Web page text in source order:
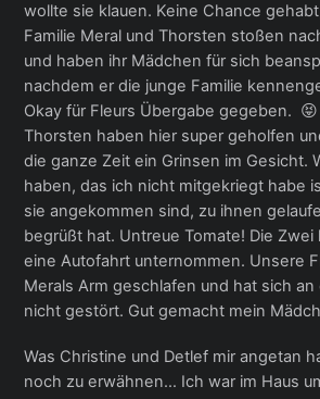
wollte sie klauen. Keine Chance
Familie Meral und Thorsten stoßen
und haben ihr Mädchen für sich
nachdem er die junge Familie
Okay für Fleurs Übergabe gegeben.
Thorsten haben hier super geholfen
die ganze Zeit ein Grinsen im Gesicht.
haben, das ich nicht mitgekriegt habe
sie angekommen sind, zu ihnen
begrüßt hat. Untreue Tomate! Die Zwei
eine Autofahrt unternommen. Unsere
Merals Arm geschlafen und hat sich
nicht gestört. Gut gemacht mein
Was Christine und Detlef mir angetan
noch zu erwähnen… Ich war im Haus